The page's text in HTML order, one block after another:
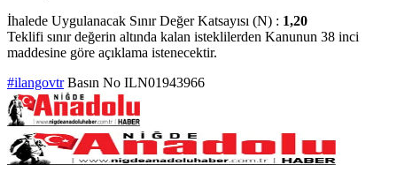
İhalede Uygulanacak Sınır Değer Katsayısı (N) : 1,20
Teklifi sınır değerin altında kalan isteklilerden Kanunun 38 inci
maddesine göre açıklama istenecektir.
#ilangovtr Basın No ILN01943966